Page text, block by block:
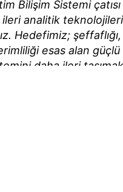
Bilişim Sistemi çatısı
ileri analitik
Hedefimiz;
esas alan güçlü
daha ileri